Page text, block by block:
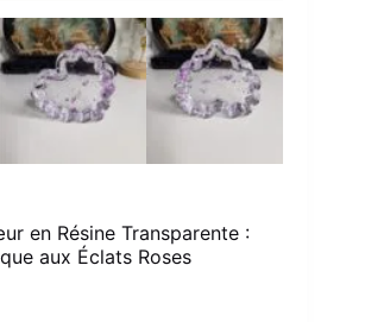
en Résine Transparente :
aux Éclats Roses